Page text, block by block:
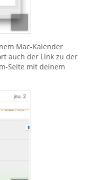
Mac-Kalender
auch der Link zu der
Seite mit deinem